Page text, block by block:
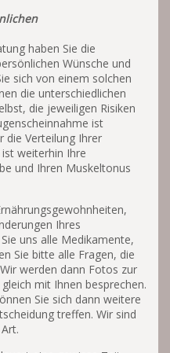
haben Sie die
Wünsche und
sich von einem solchen
die unterschiedlichen
die jeweiligen Risiken
ist
die Verteilung Ihrer
weiterhin Ihre
und Ihren Muskeltonus
Ihres
uns alle Medikamente,
Sie bitte alle Fragen, die
werden dann Fotos zur
mit Ihnen besprechen.
Sie sich dann weitere
treffen. Wir sind